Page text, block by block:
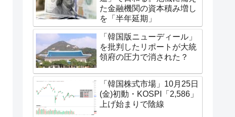
た金融機関の資本積み増し
を「半年延期」
「韓国版ニューディール」
を批判したリポートが大統
領府の圧力で消された？
「韓国株式市場」10月25日
(金)初動・KOSPI「2,586」
上げ始まりで陰線